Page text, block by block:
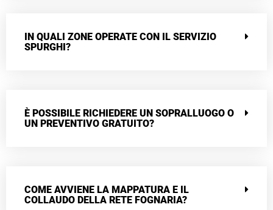
IN QUALI ZONE OPERATE CON IL SERVIZIO
SPURGHI?
È POSSIBILE RICHIEDERE UN SOPRALLUOGO O
UN PREVENTIVO GRATUITO?
COME AVVIENE LA MAPPATURA E IL
COLLAUDO DELLA RETE FOGNARIA?